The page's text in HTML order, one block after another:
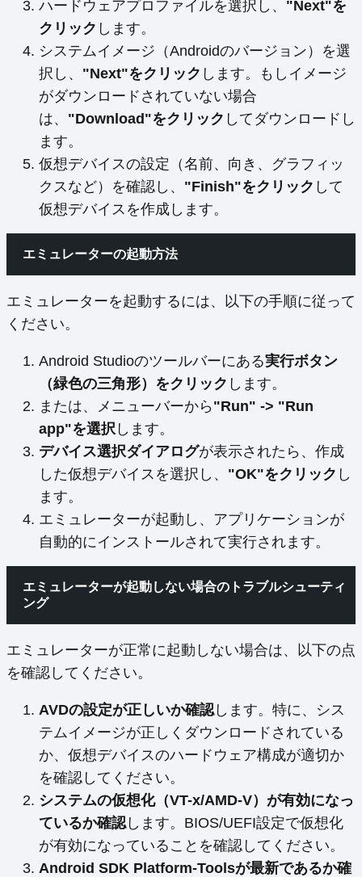
ハードウェアプロファイルを選択し、 "Next"を
クリック します。
システムイメージ（Androidのバージョン）を選
択し、 "Next"をクリック します。もしイメージ
がダウンロードされていない場合
は、 "Download"をクリック してダウンロードし
ます。
仮想デバイスの設定（名前、向き、グラフィッ
クスなど）を確認し、 "Finish"をクリック して
仮想デバイスを作成します。
エミュレーターの起動方法
エミュレーターを起動するには、以下の手順に従って
ください。
Android Studioのツールバーにある実行ボタン
（緑色の三角形）をクリック します。
または、メニューバーから "Run" -> "Run
app"を選択します。
デバイス選択ダイアログが表示されたら、作成
した仮想デバイスを選択し、 "OK"をクリック し
ます。
エミュレーターが起動し、アプリケーションが
自動的にインストールされて実行されます。
エミュレーターが起動しない場合のトラブルシューティ
ング
エミュレーターが正常に起動しない場合は、以下の点
を確認してください。
AVDの設定が正しいか確認します。特に、シス
テムイメージが正しくダウンロードされている
か、仮想デバイスのハードウェア構成が適切か
を確認してください。
システムの仮想化（VT-x/AMD-V）が有効になっ
ているか確認します。BIOS/UEFI設定で仮想化
が有効になっていることを確認してください。
Android SDK Platform-Toolsが最新であるか確